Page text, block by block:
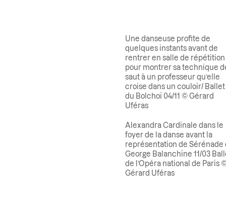
Une danseuse profite de
quelques instants avant de
rentrer en salle de répétition
pour montrer sa technique
saut à un professeur qu’elle
croise dans un couloir/ Ballet
du Bolchoï 04/11 © Gérard
Uféras
Alexandra Cardinale dans le
foyer de la danse avant la
représentation de Sérénade
George Balanchine 11/03
de l’Opéra national de Paris
Gérard Uféras